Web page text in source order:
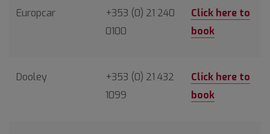
Europcar
+353 (0) 21 240
0100
Click here to
book
Dooley
+353 (0) 21 432
1099
Click here to
book